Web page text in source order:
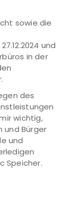
sowie die
und
in der
des
wichtig,
und Bürger
und
Speicher.